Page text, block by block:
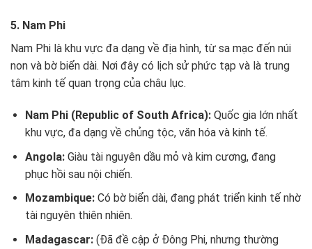
5. Nam Phi
Nam Phi là khu vực đa dạng về địa hình, từ sa mạc đến núi
non và bờ biển dài. Nơi đây có lịch sử phức tạp và là trung
tâm kinh tế quan trọng của châu lục.
Nam Phi (Republic of South Africa):Quốc gia lớn nhất
khu vực, đa dạng về chủng tộc, văn hóa và kinh tế.
Angola:Giàu tài nguyên dầu mỏ và kim cương, đang
phục hồi sau nội chiến.
Mozambique:Có bờ biển dài, đang phát triển kinh tế nhờ
tài nguyên thiên nhiên.
Madagascar:(Đã đề cập ở Đông Phi, nhưng thường